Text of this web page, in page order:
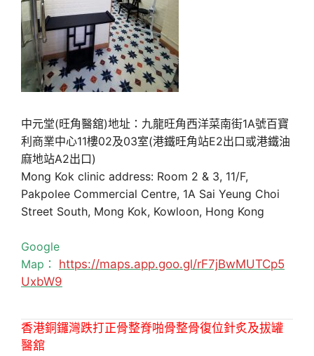
中元堂(旺角醫舘)地址：九龍旺角西洋菜南街1A號百寶
利商業中心11樓02及03室(港鐵旺角站E2出口或港鐵油
麻地站A2出口)
Mong Kok clinic address: Room 2 & 3, 11/F,
Pakpolee Commercial Centre, 1A Sai Yeung Choi
Street South, Mong Kok, Kowloon, Hong Kong
Google
Map： https://maps.app.goo.gl/rF7jBwMUTCp5
UxbW9
香港銅鑼灣跌打正骨整脊啪骨整骨復位針炙及拔罐
醫舘